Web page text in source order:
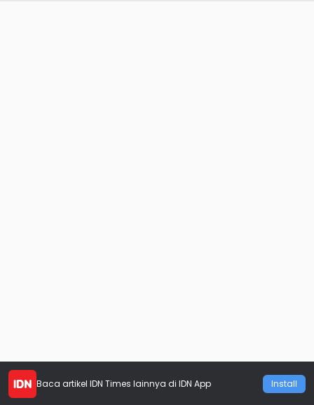
Baca artikel IDN Times lainnya di IDN App Install